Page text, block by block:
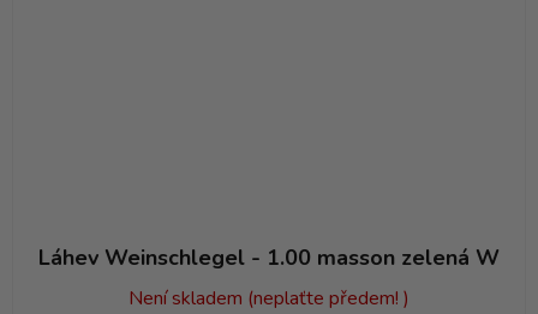
Láhev Weinschlegel - 1.00 masson zelená W
Není skladem (neplaťte předem! )